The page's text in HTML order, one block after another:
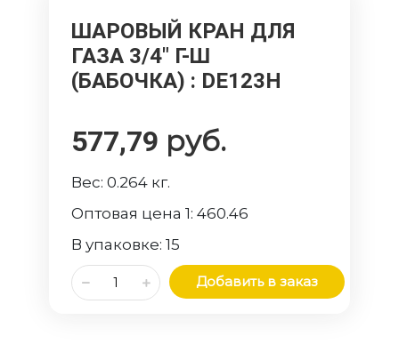
ШАРОВЫЙ КРАН ДЛЯ
ГАЗА 3/4" Г-Ш
(БАБОЧКА) : DE123H
577,79 руб.
Вес:0.264 кг.
Оптовая цена 1:460.46
В упаковке:15
Добавить в заказ